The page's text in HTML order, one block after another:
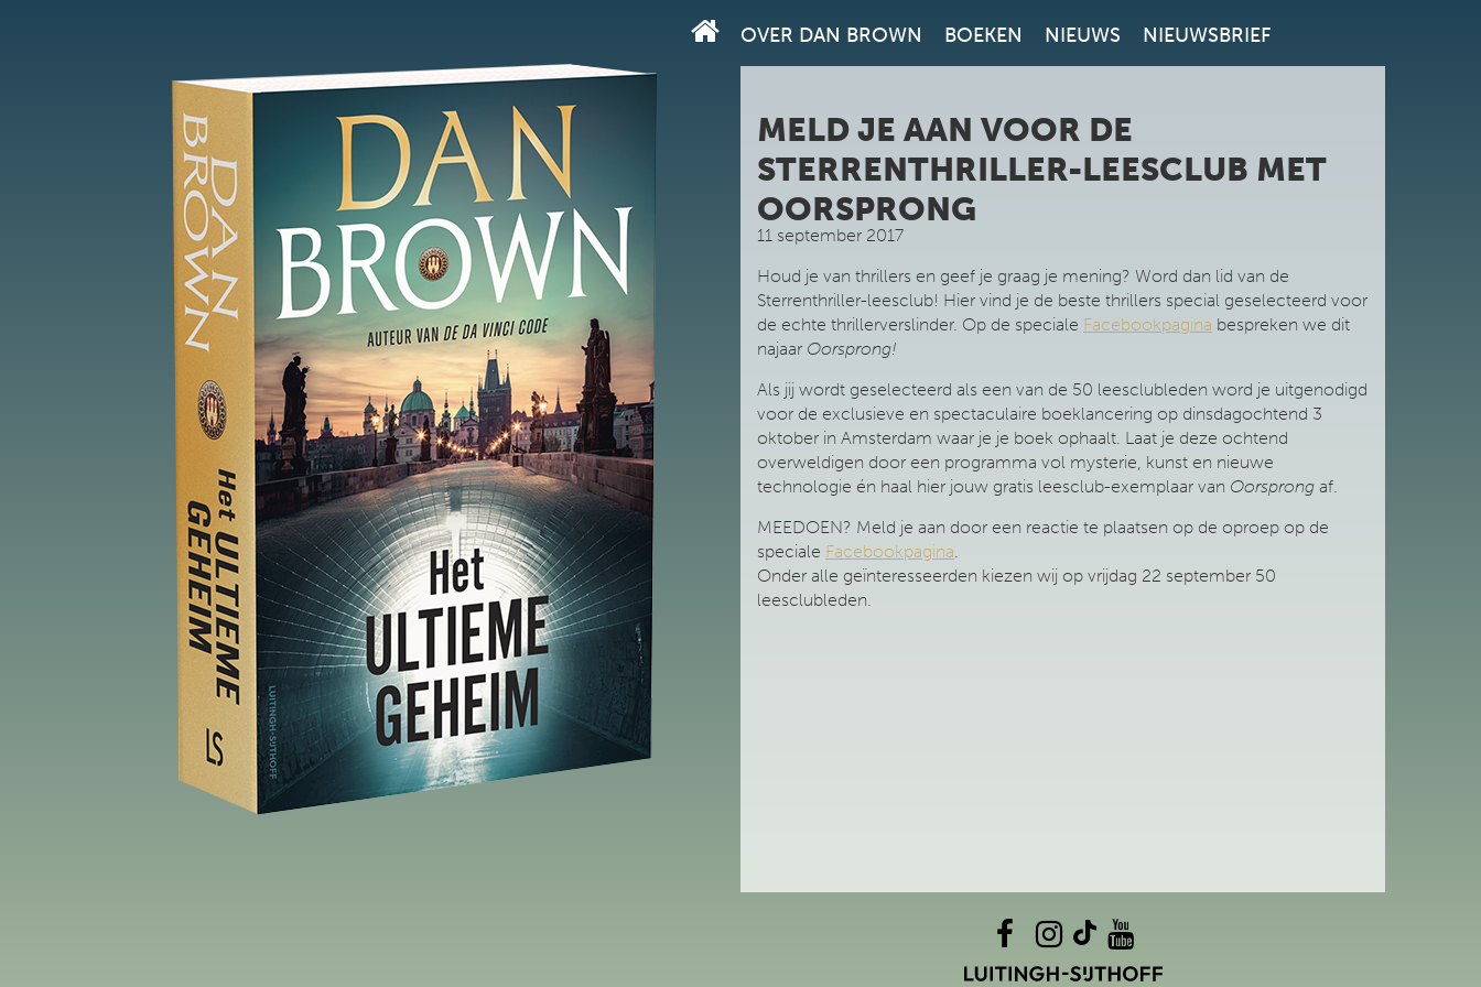
OVER DAN BROWN BOEKEN NIEUWS NIEUWSBRIEF
MELD JE AAN VOOR DE
STERRENTHRILLER-LEESCLUB MET
OORSPRONG
11 september 2017
Houd je van thrillers en geef je graag je mening? Word dan lid van de
Sterrenthriller-leesclub! Hier vind je de beste thrillers special geselecteerd voor
de echte thrillerverslinder. Op de speciale Facebookpagina bespreken we dit
najaar Oorsprong!
Als jij wordt geselecteerd als een van de 50 leesclubleden word je uitgenodigd
voor de exclusieve en spectaculaire boeklancering op dinsdagochtend 3
oktober in Amsterdam waar je je boek ophaalt. Laat je deze ochtend
overweldigen door een programma vol mysterie, kunst en nieuwe
technologie én haal hier jouw gratis leesclub-exemplaar van Oorsprong af.
MEEDOEN? Meld je aan door een reactie te plaatsen op de oproep op de
speciale Facebookpagina.
Onder alle geïnteresseerden kiezen wij op vrijdag 22 september 50
leesclubleden.